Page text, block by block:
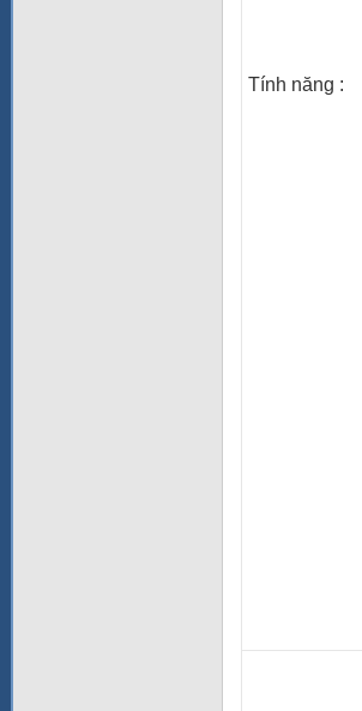
Tính năng :